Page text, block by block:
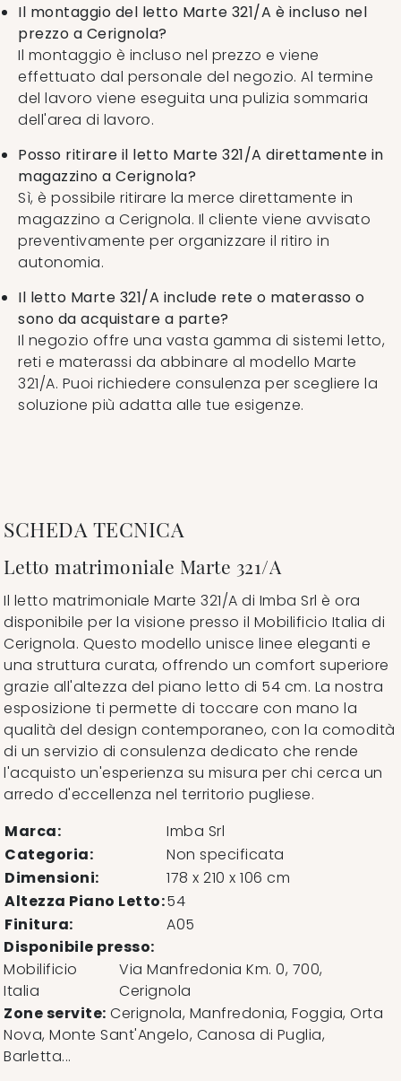
Il montaggio del letto Marte 321/A è incluso nel
prezzo a Cerignola?
Il montaggio è incluso nel prezzo e viene
effettuato dal personale del negozio. Al termine
del lavoro viene eseguita una pulizia sommaria
dell'area di lavoro.
Posso ritirare il letto Marte 321/A direttamente in
magazzino a Cerignola?
Sì, è possibile ritirare la merce direttamente in
magazzino a Cerignola. Il cliente viene avvisato
preventivamente per organizzare il ritiro in
autonomia.
Il letto Marte 321/A include rete o materasso o
sono da acquistare a parte?
Il negozio offre una vasta gamma di sistemi letto,
reti e materassi da abbinare al modello Marte
321/A. Puoi richiedere consulenza per scegliere la
soluzione più adatta alle tue esigenze.
SCHEDA TECNICA
Letto matrimoniale Marte 321/A
Il letto matrimoniale Marte 321/A di Imba Srl è ora
disponibile per la visione presso il Mobilificio Italia di
Cerignola. Questo modello unisce linee eleganti e
una struttura curata, offrendo un comfort superiore
grazie all'altezza del piano letto di 54 cm. La nostra
esposizione ti permette di toccare con mano la
qualità del design contemporaneo, con la comodità
di un servizio di consulenza dedicato che rende
l'acquisto un'esperienza su misura per chi cerca un
arredo d'eccellenza nel territorio pugliese.
Marca:
Imba Srl
Categoria:
Non specificata
Dimensioni:
178 x 210 x 106 cm
Altezza Piano Letto:54
Finitura:
A05
Disponibile presso:
Mobilificio
Italia
Via Manfredonia Km. 0, 700,
Cerignola
Zone servite: Cerignola, Manfredonia, Foggia, Orta
Nova, Monte Sant'Angelo, Canosa di Puglia,
Barletta...